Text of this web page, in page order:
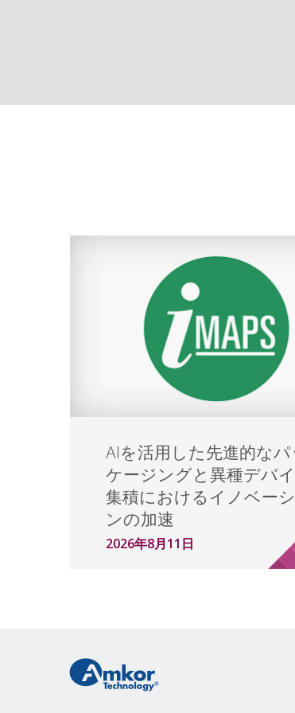
AIを活用した先進的なパ
ケージングと異種デバ
集積におけるイノベー
ンの加速
2026年8月11日